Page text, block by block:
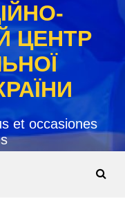
ЦЕНТР
et occasiones